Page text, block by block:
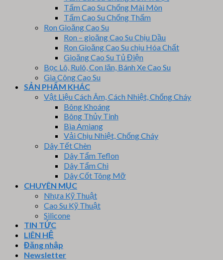
Tấm Cao Su Chống Mài Mòn
Tấm Cao Su Chống Thấm
Ron Gioăng Cao Su
Ron – gioăng Cao Su Chịu Dầu
Ron Gioăng Cao Su chịu Hóa Chất
Gioăng Cao Su Tủ Điện
Bọc Lô, Rulô, Con lăn, Bánh Xe Cao Su
Gia Công Cao Su
SẢN PHẨM KHÁC
Vật Liệu Cách Âm, Cách Nhiệt, Chống Cháy
Bông Khoáng
Bông Thủy Tinh
Bìa Amiang
Vải Chịu Nhiệt, Chống Cháy
Dây Tết Chèn
Dây Tẩm Teflon
Dây Tẩm Chì
Dây Cốt Tông Mỡ
CHUYÊN MỤC
Nhựa Kỹ Thuật
Cao Su Kỹ Thuật
Silicone
TIN TỨC
LIÊN HỆ
Đăng nhập
Newsletter